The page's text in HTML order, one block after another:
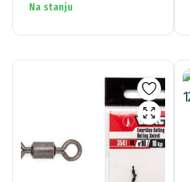
Na stanju